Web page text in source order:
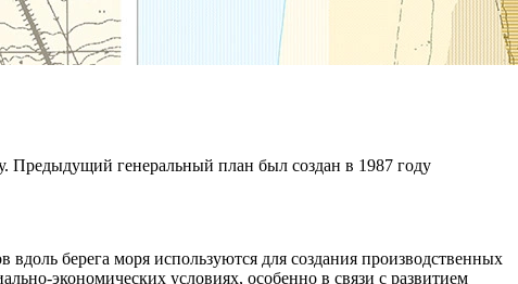
Предыдущий генеральный план был создан в 1987 году
берега моря используются для создания производственных
экономических условиях, особенно в связи с развитием